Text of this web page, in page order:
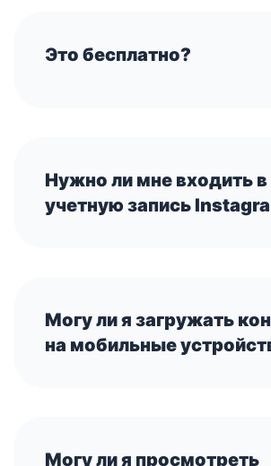
Это бесплатно?
Нужно ли мне входить
учетную запись
Могу ли я загружать
на мобильные
Могу ли я просмотреть